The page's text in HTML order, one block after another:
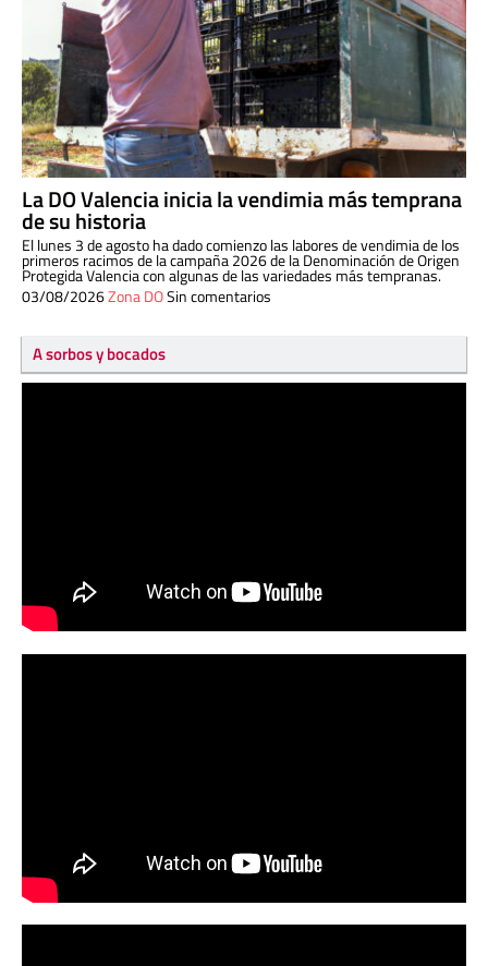
La DO Valencia inicia la vendimia más temprana
de su historia
El lunes 3 de agosto ha dado comienzo las labores de vendimia de los
primeros racimos de la campaña 2026 de la Denominación de Origen
Protegida Valencia con algunas de las variedades más tempranas.
03/08/2026Zona DOSin comentarios
A sorbos y bocados